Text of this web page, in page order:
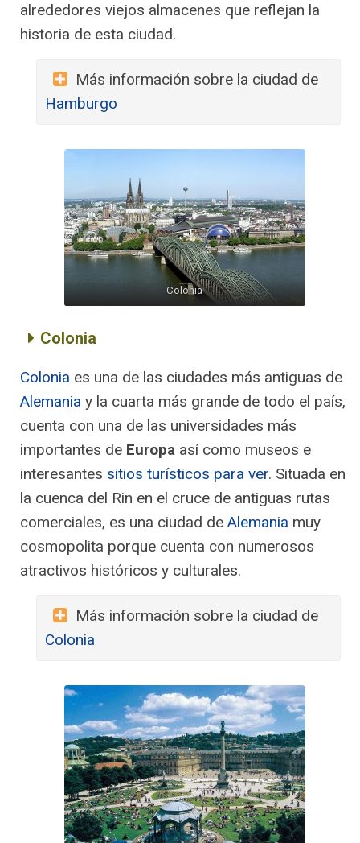
alrededores viejos almacenes que reflejan la
historia de esta ciudad.
Más información sobre la ciudad de
Hamburgo
Colonia
Colonia
Colonia es una de las ciudades más antiguas de
Alemania y la cuarta más grande de todo el país,
cuenta con una de las universidades más
importantes de Europa así como museos e
interesantes sitios turísticos para ver. Situada en
la cuenca del Rin en el cruce de antiguas rutas
comerciales, es una ciudad de Alemania muy
cosmopolita porque cuenta con numerosos
atractivos históricos y culturales.
Más información sobre la ciudad de
Colonia